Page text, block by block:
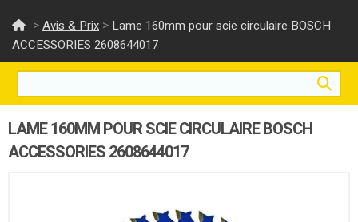
>Avis & Prix > Lame 160mm pour scie circulaire BOSCH
ACCESSORIES ‎2608644017
LAME 160MM POUR SCIE CIRCULAIRE BOSCH
ACCESSORIES ‎2608644017